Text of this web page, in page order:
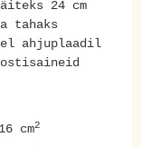
24 cm
tahaks
ahjuplaadil
cm2